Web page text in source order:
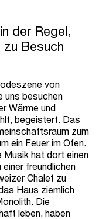
der Regel,
Besuch
von
uns besuchen
Wärme und
begeistert. Das
zum
ein Feuer im Ofen.
Musik hat dort einen
freundlichen
Chalet zu
Haus ziemlich
Die
leben, haben